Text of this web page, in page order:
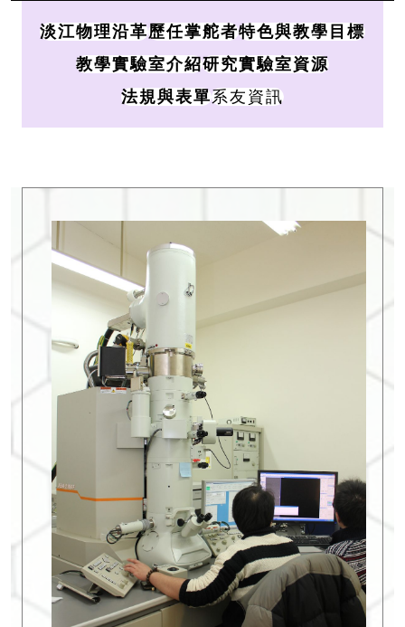
淡江物理沿革歷任掌舵者特色與教學目標
教學實驗室介紹研究實驗室資源
法規與表單系友資訊